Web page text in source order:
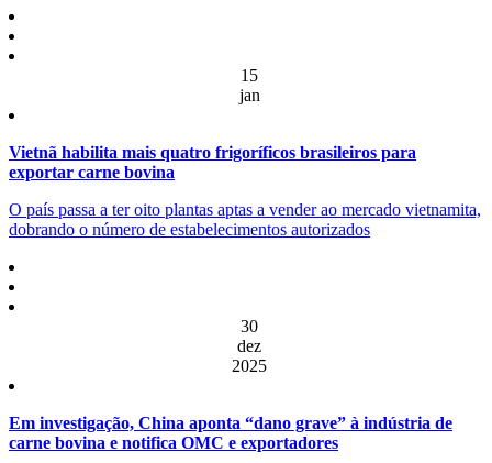
15
jan
Vietnã habilita mais quatro frigoríficos brasileiros para
exportar carne bovina
O país passa a ter oito plantas aptas a vender ao mercado vietnamita,
dobrando o número de estabelecimentos autorizados
30
dez
2025
Em investigação, China aponta “dano grave” à indústria de
carne bovina e notifica OMC e exportadores